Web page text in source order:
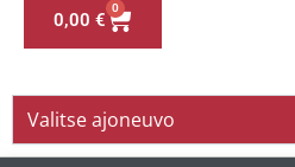
0,00 €
0
Valitse ajoneuvo